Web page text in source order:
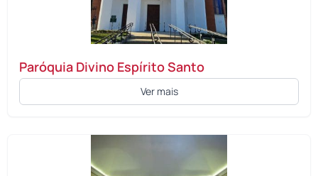
Paróquia Divino Espírito Santo
Ver mais